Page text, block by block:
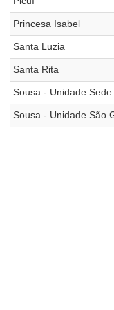
Princesa Isabel
Santa Luzia
Santa Rita
Sousa - Unidade Sede
Sousa - Unidade São